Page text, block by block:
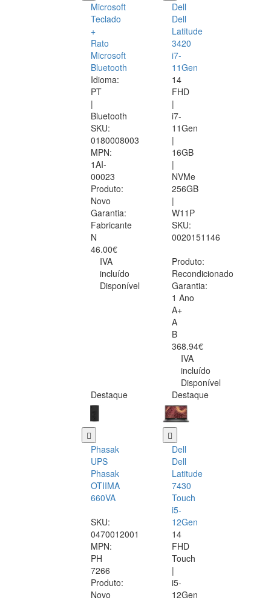
Microsoft
Teclado
+
Rato
Microsoft
Bluetooth
Idioma:
PT
|
Bluetooth
SKU:
0180008003
MPN:
1AI-
00023
Produto:
Novo
Garantia:
Fabricante
N
46.00€
IVA
incluído
Disponível
Dell
Dell
Latitude
3420
i7-
11Gen
14
FHD
|
i7-
11Gen
|
16GB
|
NVMe
256GB
|
W11P
SKU:
0020151146
Produto:
Recondicionado
Garantia:
1 Ano
A+
A
B
368.94€
IVA
incluído
Disponível
Destaque
Phasak
UPS
Phasak
OTIIMA
660VA
SKU:
0470012001
MPN:
PH
7266
Produto:
Novo
Destaque
Dell
Dell
Latitude
7430
Touch
i5-
12Gen
14
FHD
Touch
|
i5-
12Gen